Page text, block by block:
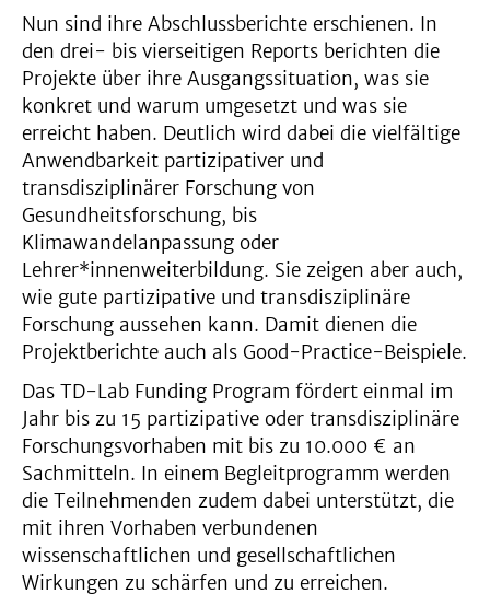
Nun sind ihre Abschlussberichte erschienen. In
den drei- bis vierseitigen Reports berichten die
Projekte über ihre Ausgangssituation, was sie
konkret und warum umgesetzt und was sie
erreicht haben. Deutlich wird dabei die vielfältige
Anwendbarkeit partizipativer und
transdisziplinärer Forschung von
Gesundheitsforschung, bis
Klimawandelanpassung oder
Lehrer*innenweiterbildung. Sie zeigen aber auch,
wie gute partizipative und transdisziplinäre
Forschung aussehen kann. Damit dienen die
Projektberichte auch als Good-Practice-Beispiele.
Das TD-Lab Funding Program fördert einmal im
Jahr bis zu 15 partizipative oder transdisziplinäre
Forschungsvorhaben mit bis zu 10.000 € an
Sachmitteln. In einem Begleitprogramm werden
die Teilnehmenden zudem dabei unterstützt, die
mit ihren Vorhaben verbundenen
wissenschaftlichen und gesellschaftlichen
Wirkungen zu schärfen und zu erreichen.